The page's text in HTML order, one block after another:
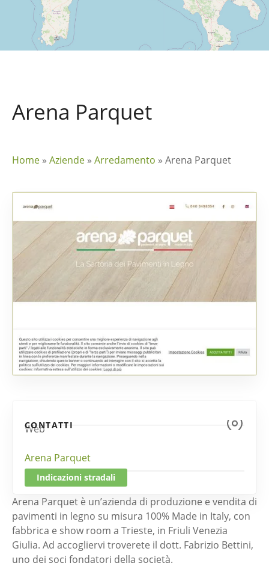
Arena Parquet
Home » Aziende » Arredamento » Arena Parquet
CONTATTI
Web
Arena Parquet
Indicazioni stradali
Arena Parquet è un’azienda di produzione e vendita di
pavimenti in legno su misura 100% Made in Italy, con
fabbrica e show room a Trieste, in Friuli Venezia
Giulia. Ad accogliervi troverete il dott. Fabrizio Bettini,
uno dei soci fondatori della società.